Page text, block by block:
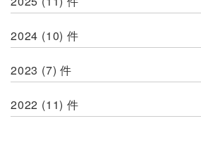
2024 (10) 件
2023 (7) 件
2022 (11) 件